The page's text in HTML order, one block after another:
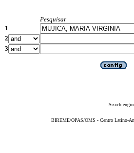
Pesquisar
1
2
3
Search
BIREME/OPAS/OMS - Centro Latino-